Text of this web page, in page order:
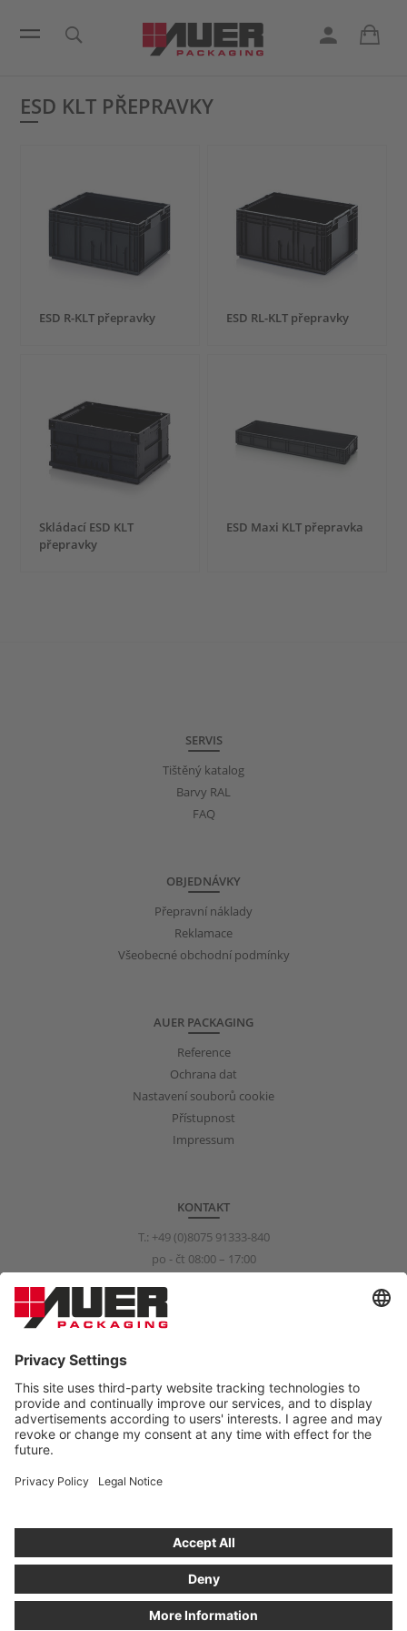
ESD KLT PŘEPRAVKY
ESD R-KLT přepravky ESD RL-KLT přepravky
Skládací ESD KLT
přepravky
ESD Maxi KLT přepravka
SERVIS
Tištěný katalog
Barvy RAL
FAQ
OBJEDNÁVKY
Přepravní náklady
Reklamace
Všeobecné obchodní podmínky
AUER PACKAGING
Reference
Ochrana dat
Nastavení souborů cookie
Přístupnost
Impressum
KONTAKT
T.: +49 (0)8075 91333-840
po - čt 08:00 – 17:00
info@auer-packaging.com
Právě nakupujete jako obchodní zákazník. V obchodě pro
soukromé zákazníky jsou všechny ceny včetně DPH a platí ze
zákona právo na vrácení do 14 dní.
OBJEDNÁVAT JAKO SOUKROMÝ ZÁKAZNÍK